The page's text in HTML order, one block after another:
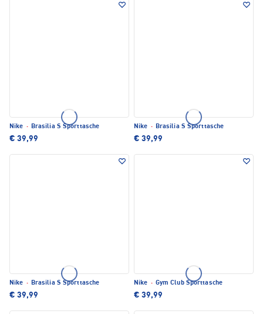
Nike · Brasilia S Sporttasche
€ 39,99
Nike · Brasilia S Sporttasche
€ 39,99
Nike · Brasilia S Sporttasche
€ 39,99
Nike · Gym Club Sporttasche
€ 39,99